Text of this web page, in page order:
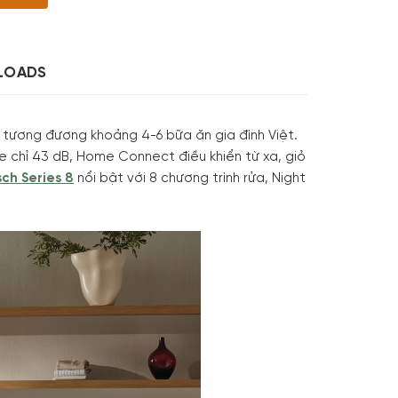
đương khoảng 4-6 bữa ăn gia đình Việt.
chỉ 43 dB, Home Connect điều khiển từ xa, giỏ
Series 8 nổi bật với 8 chương trình rửa, Night